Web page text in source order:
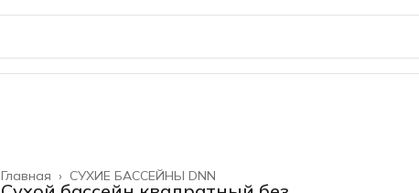
СУХИЕ БАССЕЙНЫ DNN
Главная ›